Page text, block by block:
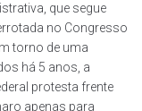
que segue
no Congresso
torno de uma
há 5 anos, a
protesta frente
apenas para